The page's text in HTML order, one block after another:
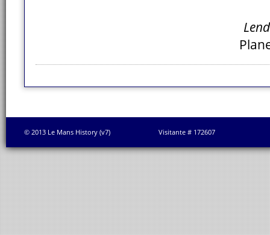
© 2013 Le Mans History (v7) Visitante # 172607